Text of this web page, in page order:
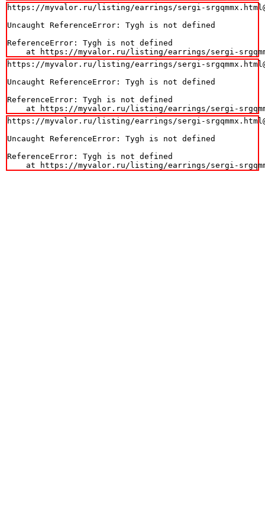
https://myvalor.ru/listing/earrings/sergi-
Uncaught ReferenceError: Tygh is not defined
ReferenceError: Tygh is not defined
at https://myvalor.ru/listing/earrings/sergi-
https://myvalor.ru/listing/earrings/sergi-
Uncaught ReferenceError: Tygh is not defined
ReferenceError: Tygh is not defined
at https://myvalor.ru/listing/earrings/sergi-
https://myvalor.ru/listing/earrings/sergi-
Uncaught ReferenceError: Tygh is not defined
ReferenceError: Tygh is not defined
at https://myvalor.ru/listing/earrings/sergi-